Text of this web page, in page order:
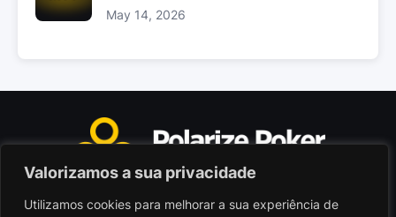
Valorizamos a sua privacidade
Utilizamos cookies para melhorar a sua experiência de
May 14, 2026
Polarize Poker Limited, Malta